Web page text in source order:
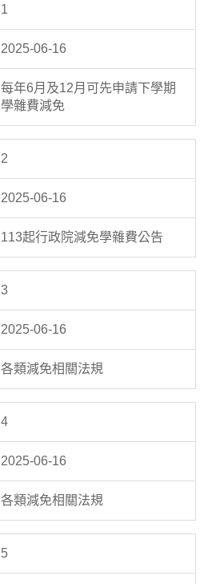
1
2025-06-16
每年6月及12月可先申請下學期
學雜費減免
2
2025-06-16
113起行政院減免學雜費公告
3
2025-06-16
各類減免相關法規
4
2025-06-16
各類減免相關法規
5